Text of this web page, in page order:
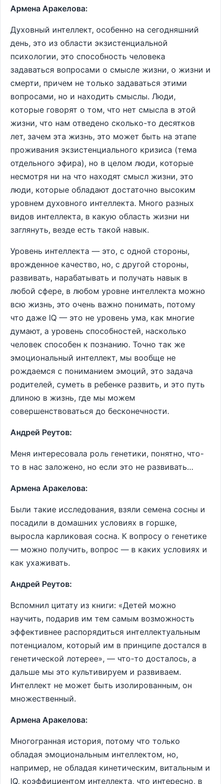
Армена Аракелова:
Духовный интеллект, особенно на сегодняшний
день, это из области экзистенциальной
психологии, это способность человека
задаваться вопросами о смысле жизни, о жизни и
смерти, причем не только задаваться этими
вопросами, но и находить смыслы. Люди,
которые говорят о том, что нет смысла в этой
жизни, что нам отведено сколько-то десятков
лет, зачем эта жизнь, это может быть на этапе
проживания экзистенциального кризиса (тема
отдельного эфира), но в целом люди, которые
несмотря ни на что находят смысл жизни, это
люди, которые обладают достаточно высоким
уровнем духовного интеллекта. Много разных
видов интеллекта, в какую область жизни ни
заглянуть, везде есть такой навык.
Уровень интеллекта — это, с одной стороны,
врожденное качество, но, с другой стороны,
развивать, нарабатывать и получать навык в
любой сфере, в любом уровне интеллекта можно
всю жизнь, это очень важно понимать, потому
что даже IQ — это не уровень ума, как многие
думают, а уровень способностей, насколько
человек способен к познанию. Точно так же
эмоциональный интеллект, мы вообще не
рождаемся с пониманием эмоций, это задача
родителей, суметь в ребенке развить, и это путь
длиною в жизнь, где мы можем
совершенствоваться до бесконечности.
Андрей Реутов:
Меня интересовала роль генетики, понятно, что-
то в нас заложено, но если это не развивать…
Армена Аракелова:
Были такие исследования, взяли семена сосны и
посадили в домашних условиях в горшке,
выросла карликовая сосна. К вопросу о генетике
— можно получить, вопрос — в каких условиях и
как ухаживать.
Андрей Реутов:
Вспомнил цитату из книги: «Детей можно
научить, подарив им тем самым возможность
эффективнее распорядиться интеллектуальным
потенциалом, который им в принципе достался в
генетической лотерее», — что-то досталось, а
дальше мы это культивируем и развиваем.
Интеллект не может быть изолированным, он
множественный.
Армена Аракелова:
Многогранная история, потому что только
обладая эмоциональным интеллектом, но,
например, не обладая кинетическим, витальным и
IQ, коэффициентом интеллекта, что интересно, в